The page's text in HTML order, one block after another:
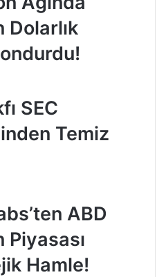
Dolarlık
SEC
Temiz
ABD
Hamle!